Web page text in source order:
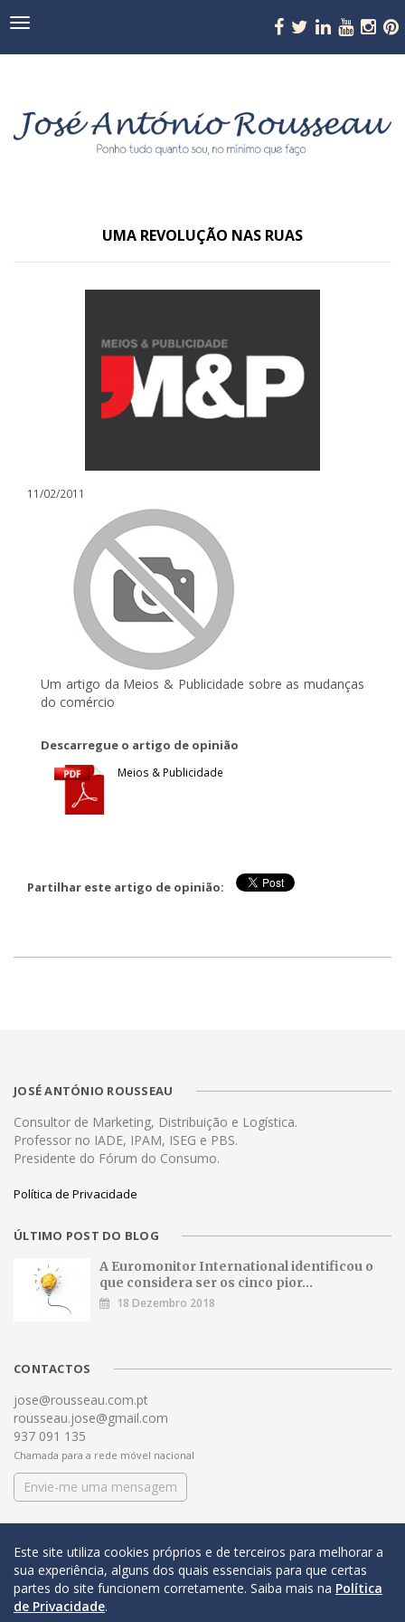
Navegação
UMA REVOLUÇÃO NAS RUAS
11/02/2011
Um artigo da Meios & Publicidade sobre as mudanças
do comércio
Descarregue o artigo de opinião
Meios & Publicidade
Partilhar este artigo de opinião:
JOSÉ ANTÓNIO ROUSSEAU
Consultor de Marketing, Distribuição e Logística.
Professor no IADE, IPAM, ISEG e PBS.
Presidente do Fórum do Consumo.
Política de Privacidade
ÚLTIMO POST DO BLOG
A Euromonitor International identificou o
que considera ser os cinco pior...
18 Dezembro 2018
CONTACTOS
jose@rousseau.com.pt
rousseau.jose@gmail.com
937 091 135
Chamada para a rede móvel nacional
Envie-me uma mensagem
© COPYRIGHT 2016 José António Rousseau
Este site utiliza cookies próprios e de terceiros para melhorar a
sua experiência, alguns dos quais essenciais para que certas
partes do site funcionem corretamente. Saiba mais na Política
de Privacidade.